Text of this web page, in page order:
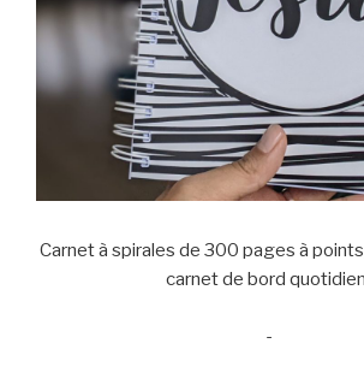
Carnet à spirales de 300 pages à
carnet de bord
-